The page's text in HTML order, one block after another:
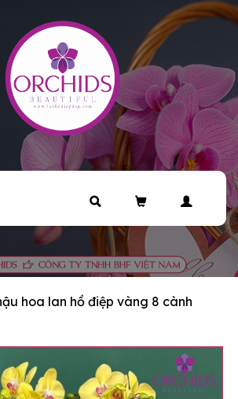
hoa lan hồ điệp vàng 8 cành